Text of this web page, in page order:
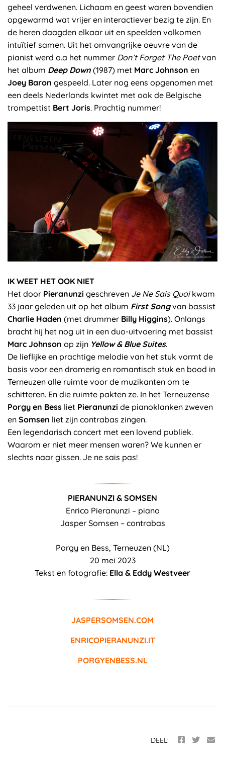
geheel verdwenen. Lichaam en geest waren bovendien
opgewarmd wat vrijer en interactiever bezig te zijn. En
de heren daagden elkaar uit en speelden volkomen
intuïtief samen. Uit het omvangrijke oeuvre van de
pianist werd o.a het nummer Don’t Forget The Poetvan
het album Deep Down (1987) met Marc Johnson en
Joey Baron gespeeld. Later nog eens opgenomen met
een deels Nederlands kwintet met ook de Belgische
trompettist Bert Joris. Prachtig nummer!
IK WEET HET OOK NIET
Het door Pieranunzi geschreven Je Ne Sais Quoikwam
33 jaar geleden uit op het album First Songvan bassist
Charlie Haden (met drummer Billy Higgins). Onlangs
bracht hij het nog uit in een duo-uitvoering met bassist
Marc Johnson op zijn Yellow & Blue Suites.
De lieflijke en prachtige melodie van het stuk vormt de
basis voor een dromerig en romantisch stuk en bood in
Terneuzen alle ruimte voor de muzikanten om te
schitteren. En die ruimte pakten ze. In het Terneuzense
Porgy en Bess liet Pieranunzi de pianoklanken zweven
en Somsen liet zijn contrabas zingen.
Een legendarisch concert met een lovend publiek.
Waarom er niet meer mensen waren? We kunnen er
slechts naar gissen. Je ne sais pas!
PIERANUNZI & SOMSEN
Enrico Pieranunzi – piano
Jasper Somsen – contrabas
Porgy en Bess, Terneuzen (NL)
20 mei 2023
Tekst en fotografie: Ella & Eddy Westveer
JASPERSOMSEN.COM
ENRICOPIERANUNZI.IT
PORGYENBESS.NL
DEEL: